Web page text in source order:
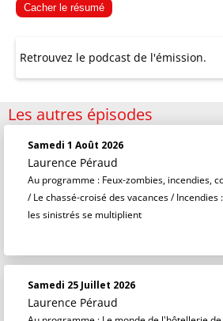
Cacher le résumé
Retrouvez le podcast de l'émission.
Les autres épisodes
Samedi 1 Août 2026
Laurence Péraud
Au programme : Feux-zombies, incendies,
/ Le chassé-croisé des vacances /
les sinistrés se multiplient
Samedi 25 Juillet 2026
Laurence Péraud